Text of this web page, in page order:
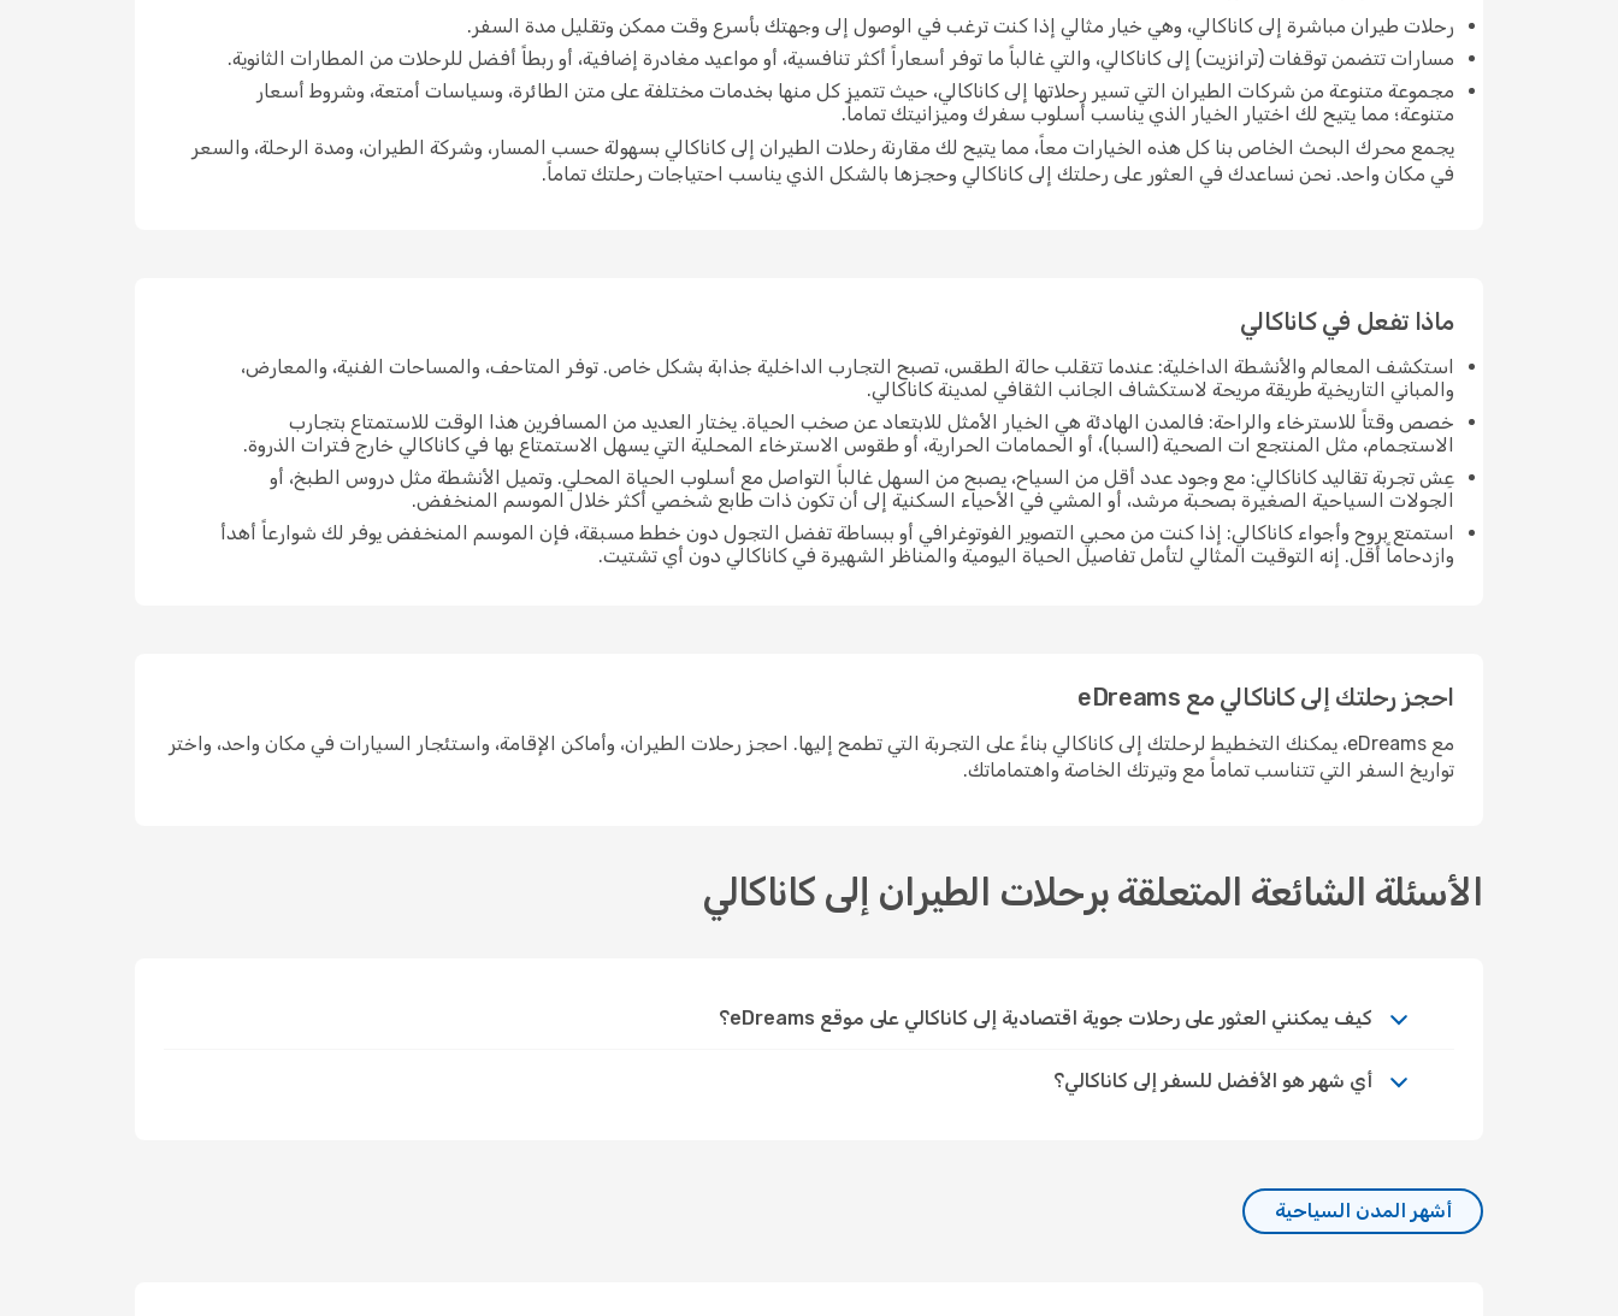
رحلات طيران مباشرة إلى كاناكالي، وهي خيار مثالي إذا كنت ترغب في الوصول إلى وجهتك بأسرع وقت ممكن وتقليل مدة السفر.
مسارات تتضمن توقفات (ترانزيت) إلى كاناكالي، والتي غالباً ما توفر أسعاراً أكثر تنافسية، أو مواعيد مغادرة إضافية، أو ربطاً أفضل للرحلات من المطارات الثانوية.
مجموعة متنوعة من شركات الطيران التي تسير رحلاتها إلى كاناكالي، حيث تتميز كل منها بخدمات مختلفة على متن الطائرة، وسياسات أمتعة، وشروط أسعار
متنوعة؛ مما يتيح لك اختيار الخيار الذي يناسب أسلوب سفرك وميزانيتك تماماً.
يجمع محرك البحث الخاص بنا كل هذه الخيارات معاً، مما يتيح لك مقارنة رحلات الطيران إلى كاناكالي بسهولة حسب المسار، وشركة الطيران، ومدة الرحلة، والسعر
في مكان واحد. نحن نساعدك في العثور على رحلتك إلى كاناكالي وحجزها بالشكل الذي يناسب احتياجات رحلتك تماماً.
ماذا تفعل في كاناكالي
استكشف المعالم والأنشطة الداخلية: عندما تتقلب حالة الطقس، تصبح التجارب الداخلية جذابة بشكل خاص. توفر المتاحف، والمساحات الفنية، والمعارض،
والمباني التاريخية طريقة مريحة لاستكشاف الجانب الثقافي لمدينة كاناكالي.
خصص وقتاً للاسترخاء والراحة: فالمدن الهادئة هي الخيار الأمثل للابتعاد عن صخب الحياة. يختار العديد من المسافرين هذا الوقت للاستمتاع بتجارب
الاستجمام، مثل المنتجع ات الصحية (السبا)، أو الحمامات الحرارية، أو طقوس الاسترخاء المحلية التي يسهل الاستمتاع بها في كاناكالي خارج فترات الذروة.
عِش تجربة تقاليد كاناكالي: مع وجود عدد أقل من السياح، يصبح من السهل غالباً التواصل مع أسلوب الحياة المحلي. وتميل الأنشطة مثل دروس الطبخ، أو
الجولات السياحية الصغيرة بصحبة مرشد، أو المشي في الأحياء السكنية إلى أن تكون ذات طابع شخصي أكثر خلال الموسم المنخفض.
استمتع بروح وأجواء كاناكالي: إذا كنت من محبي التصوير الفوتوغرافي أو ببساطة تفضل التجول دون خطط مسبقة، فإن الموسم المنخفض يوفر لك شوارعاً أهدأ
وازدحاماً أقل. إنه التوقيت المثالي لتأمل تفاصيل الحياة اليومية والمناظر الشهيرة في كاناكالي دون أي تشتيت.
احجز رحلتك إلى كاناكالي مع eDreams
مع eDreams، يمكنك التخطيط لرحلتك إلى كاناكالي بناءً على التجربة التي تطمح إليها. احجز رحلات الطيران، وأماكن الإقامة، واستئجار السيارات في مكان واحد، واختر
تواريخ السفر التي تتناسب تماماً مع وتيرتك الخاصة واهتماماتك.
الأسئلة الشائعة المتعلقة برحلات الطيران إلى كاناكالي
كيف يمكنني العثور على رحلات جوية اقتصادية إلى كاناكالي على موقع eDreams؟
أي شهر هو الأفضل للسفر إلى كاناكالي؟
أشهر المدن السياحية